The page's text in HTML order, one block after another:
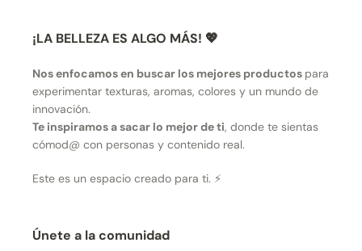
¡LA BELLEZA ES ALGO MÁS! 💖
Nos enfocamos en buscar los mejores productos para
experimentar texturas, aromas, colores y un mundo de
innovación.
Te inspiramos a sacar lo mejor de ti, donde te sientas
cómod@ con personas y contenido real.
Este es un espacio creado para ti. ⚡
Únete a la comunidad